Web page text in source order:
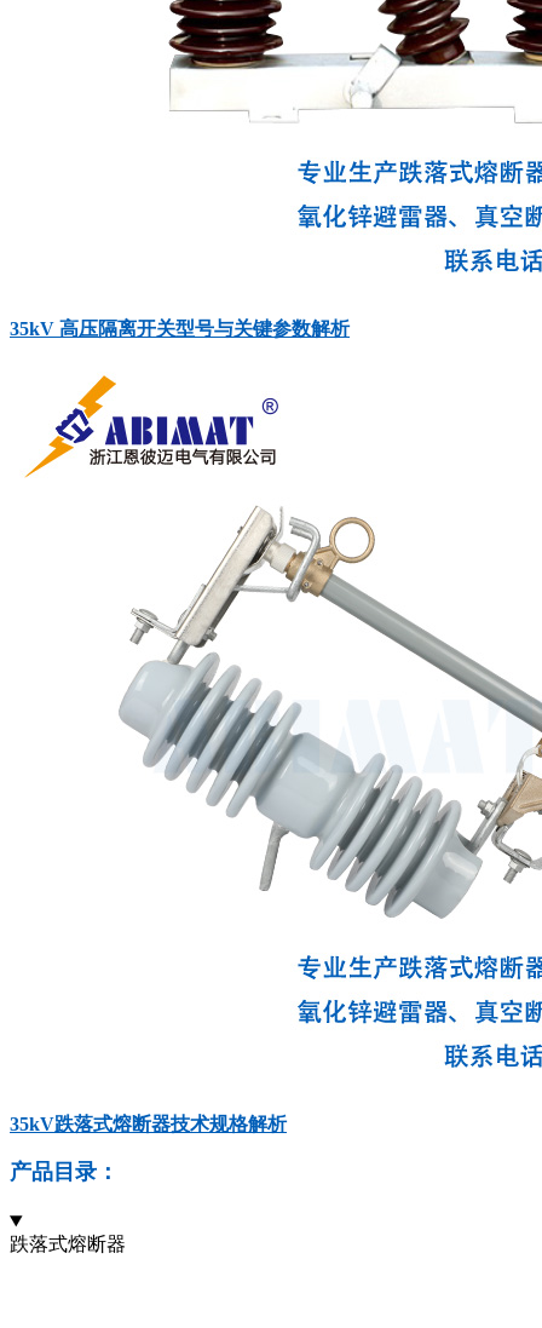
35kV 高压隔离开关型号与关键参数解析
35kV跌落式熔断器技术规格解析
产品目录：
跌落式熔断器